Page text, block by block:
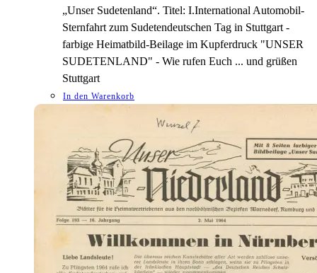
„Unser Sudetenland“. Titel: I.International Automobil-
Sternfahrt zum Sudetendeutschen Tag in Stuttgart -
farbige Heimatbild-Beilage im Kupferdruck "UNSER
SUDETENLAND" - Wie rufen Euch ... und grüßen
Stuttgart
In den Warenkorb